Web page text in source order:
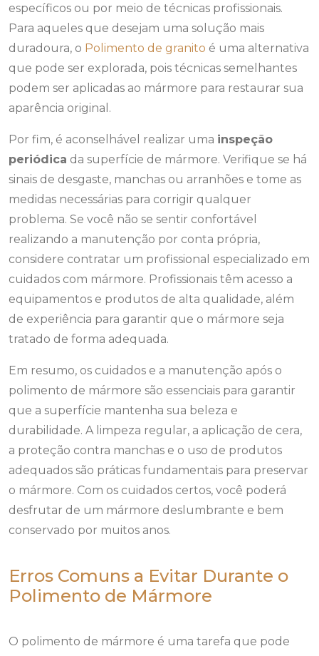
específicos ou por meio de técnicas profissionais.
Para aqueles que desejam uma solução mais
duradoura, o Polimento de granito é uma alternativa
que pode ser explorada, pois técnicas semelhantes
podem ser aplicadas ao mármore para restaurar sua
aparência original.
Por fim, é aconselhável realizar uma inspeção
periódica da superfície de mármore. Verifique se há
sinais de desgaste, manchas ou arranhões e tome as
medidas necessárias para corrigir qualquer
problema. Se você não se sentir confortável
realizando a manutenção por conta própria,
considere contratar um profissional especializado em
cuidados com mármore. Profissionais têm acesso a
equipamentos e produtos de alta qualidade, além
de experiência para garantir que o mármore seja
tratado de forma adequada.
Em resumo, os cuidados e a manutenção após o
polimento de mármore são essenciais para garantir
que a superfície mantenha sua beleza e
durabilidade. A limpeza regular, a aplicação de cera,
a proteção contra manchas e o uso de produtos
adequados são práticas fundamentais para preservar
o mármore. Com os cuidados certos, você poderá
desfrutar de um mármore deslumbrante e bem
conservado por muitos anos.
Erros Comuns a Evitar Durante o
Polimento de Mármore
O polimento de mármore é uma tarefa que pode